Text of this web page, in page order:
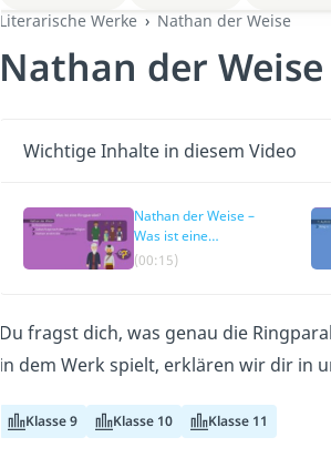
Literarische Werke
Nathan der Weise
Nathan der
Wichtige Inhalte in diesem Video
Nathan der Weise –
Was ist eine
Ringparabel?
(00:15)
Du fragst dich, was genau die
in dem Werk spielt, erklären wir dir in
Klasse 9 Klasse 10 Klasse 11